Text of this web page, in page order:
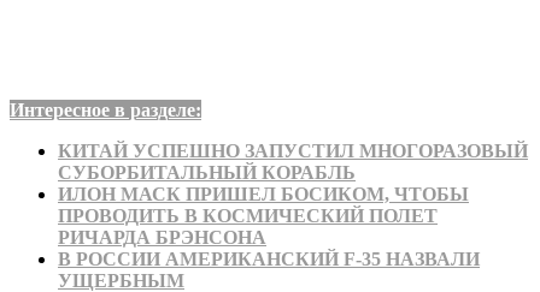
Интересное в разделе:
КИТАЙ УСПЕШНО ЗАПУСТИЛ МНОГОРАЗОВЫЙ
СУБОРБИТАЛЬНЫЙ КОРАБЛЬ
ИЛОН МАСК ПРИШЕЛ БОСИКОМ, ЧТОБЫ
ПРОВОДИТЬ В КОСМИЧЕСКИЙ ПОЛЕТ
РИЧАРДА БРЭНСОНА
В РОССИИ АМЕРИКАНСКИЙ F-35 НАЗВАЛИ
УЩЕРБНЫМ